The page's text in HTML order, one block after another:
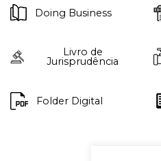
Doing Business
Livro de
Jurisprudência
Folder Digital